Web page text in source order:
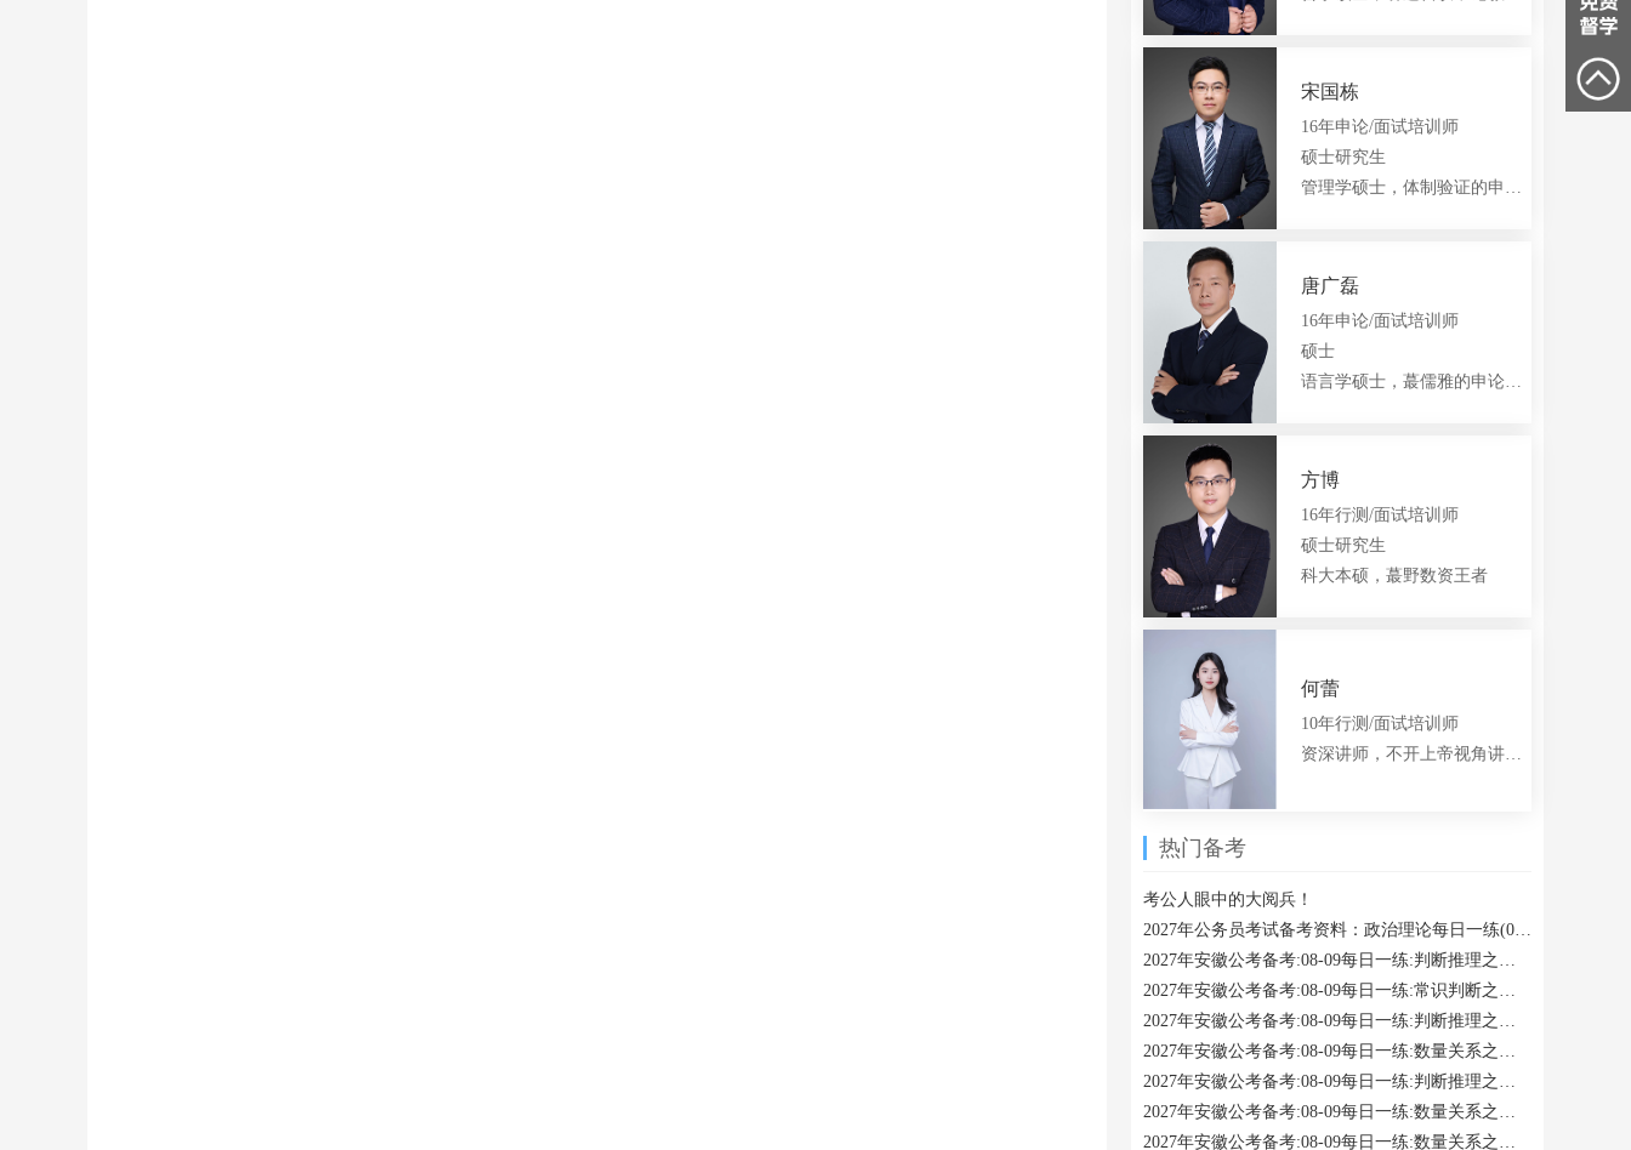
黄山朱老师
1665332095
18155905220
15155957501
宋国栋
16年申论/面试培训师
硕士研究生
唐广磊
16年申论/面试培训师
硕士
方博
16年行测/面试培训师
硕士研究生
科大本硕，蕞野数资王者
何蕾
10年行测/面试培训师
资深讲师，不开上帝视角讲题的言语老师
热门备考
考公人眼中的大阅兵！